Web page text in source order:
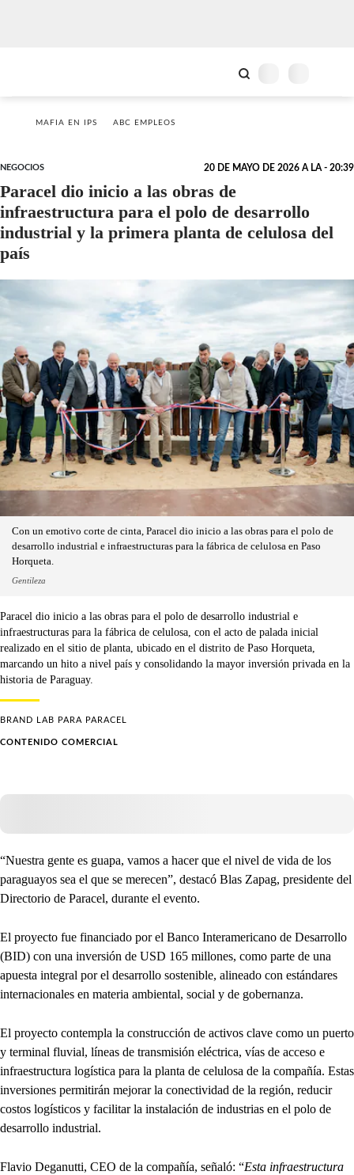
MAFIA EN IPS ABC EMPLEOS
NEGOCIOS 20 DE MAYO DE 2026 A LA - 20:39
Paracel dio inicio a las obras de
infraestructura para el polo de desarrollo
industrial y la primera planta de celulosa del
país
Con un emotivo corte de cinta, Paracel dio inicio a las obras para el polo de
desarrollo industrial e infraestructuras para la fábrica de celulosa en Paso
Horqueta.
Gentileza
Paracel dio inicio a las obras para el polo de desarrollo industrial e
infraestructuras para la fábrica de celulosa, con el acto de palada inicial
realizado en el sitio de planta, ubicado en el distrito de Paso Horqueta,
marcando un hito a nivel país y consolidando la mayor inversión privada en la
historia de Paraguay.
BRAND LAB PARA PARACEL
CONTENIDO COMERCIAL
“Nuestra gente es guapa, vamos a hacer que el nivel de vida de los
paraguayos sea el que se merecen”, destacó Blas Zapag, presidente del
Directorio de Paracel, durante el evento.
El proyecto fue financiado por el Banco Interamericano de Desarrollo
(BID) con una inversión de USD 165 millones, como parte de una
apuesta integral por el desarrollo sostenible, alineado con estándares
internacionales en materia ambiental, social y de gobernanza.
El proyecto contempla la construcción de activos clave como un puerto
y terminal fluvial, líneas de transmisión eléctrica, vías de acceso e
infraestructura logística para la planta de celulosa de la compañía. Estas
inversiones permitirán mejorar la conectividad de la región, reducir
costos logísticos y facilitar la instalación de industrias en el polo de
desarrollo industrial.
Flavio Deganutti, CEO de la compañía, señaló: “Esta infraestructura